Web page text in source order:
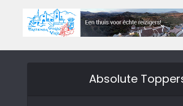
Absolute